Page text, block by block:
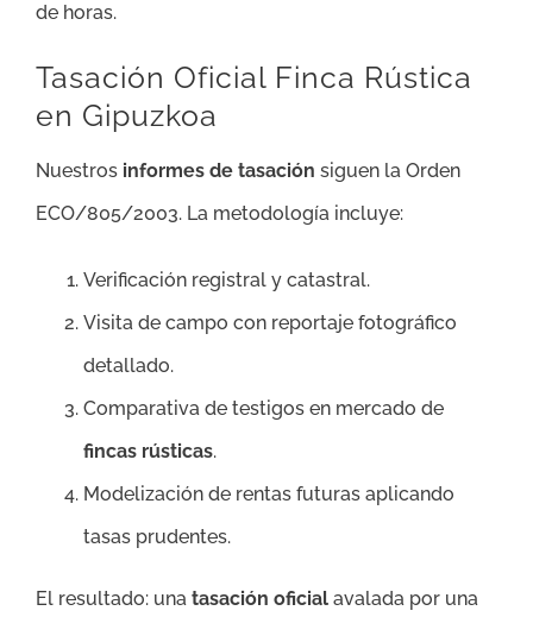
de horas.
Tasación Oficial Finca Rústica
en Gipuzkoa
Nuestros informes de tasación siguen la Orden
ECO/805/2003. La metodología incluye:
Verificación registral y catastral.
Visita de campo con reportaje fotográfico
detallado.
Comparativa de testigos en mercado de
fincas rústicas.
Modelización de rentas futuras aplicando
tasas prudentes.
El resultado: una tasación oficial avalada por una